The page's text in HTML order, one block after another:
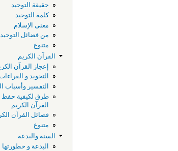
حقيقة التوحيد
كلمة التوحيد
معنى الإسلام
من فضائل التوحيد
متنوع
القرآن الكريم
إعجاز القرآن
التجويد و
التفسير وأسباب
طرق لكيفية حفظ
القرآن الكريم
فضائل القرآن
متنوع
السنة والبدعة
البدعة و خطورتها